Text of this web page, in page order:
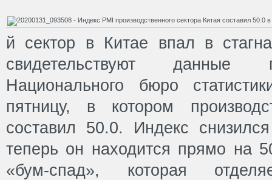
й сектор в Китае впал в
свидетельствуют данные
Национального бюро
пятницу, в котором
составил 50.0. Индекс
теперь он находится прямо на
«бум-спад», которая